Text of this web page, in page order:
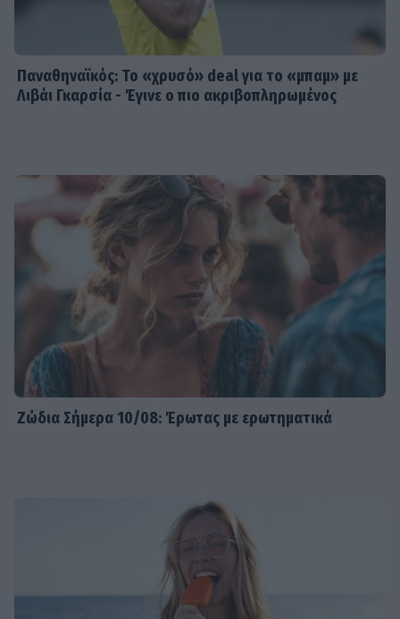
Παναθηναϊκός: Το «χρυσό» deal για το «μπαμ» με
Λιβάι Γκαρσία - Έγινε ο πιο ακριβοπληρωμένος
Ζώδια Σήμερα 10/08: Έρωτας με ερωτηματικά